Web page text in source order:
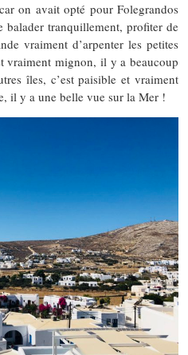
on avait opté pour Folegrandos
balader tranquillement, profiter de
vraiment d’arpenter les petites
vraiment mignon, il y a beaucoup
îles, c’est paisible et vraiment
il y a une belle vue sur la Mer !